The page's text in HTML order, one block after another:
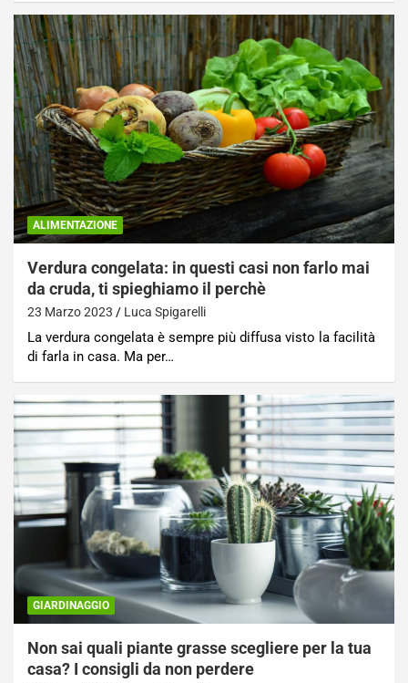
ALIMENTAZIONE
Verdura congelata: in questi casi non farlo mai
da cruda, ti spieghiamo il perchè
23 Marzo 2023 Luca Spigarelli
La verdura congelata è sempre più diffusa visto la facilità
di farla in casa. Ma per…
GIARDINAGGIO
Non sai quali piante grasse scegliere per la tua
casa? I consigli da non perdere